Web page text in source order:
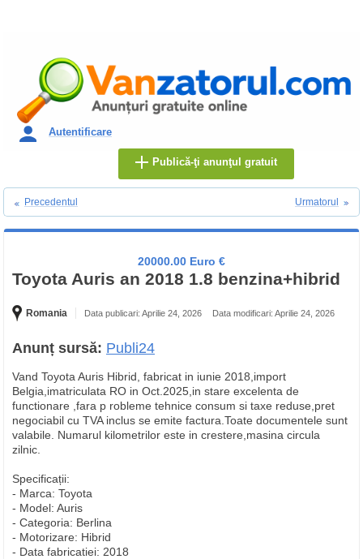
Autentificare
Publică-ţi anunţul gratuit
Precedentul Urmatorul
20000.00 Euro €
Toyota Auris an 2018 1.8 benzina+hibrid
Romania Data publicari: Aprilie 24, 2026 Data modificari: Aprilie 24, 2026
Anunț sursă: Publi24
Vand Toyota Auris Hibrid, fabricat in iunie 2018,import
Belgia,imatriculata RO in Oct.2025,in stare excelenta de
functionare ,fara p robleme tehnice consum si taxe reduse,pret
negociabil cu TVA inclus se emite factura.Toate documentele sunt
valabile. Numarul kilometrilor este in crestere,masina circula
zilnic.
Specificații:
- Marca: Toyota
- Model: Auris
- Categoria: Berlina
- Motorizare: Hibrid
- Data fabricatiei: 2018